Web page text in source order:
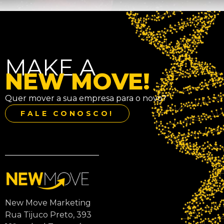
MAKE A
NEW MOVE!
Quer mover a sua empresa para o novo?
FALE CONOSCO!
New Move Marketing
Rua Tijuco Preto, 393